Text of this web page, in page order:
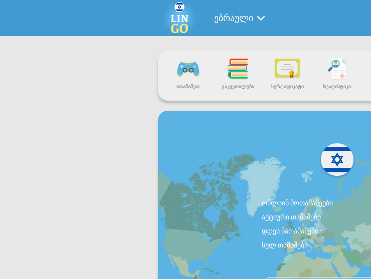
ებრაული
ᲘᲗᲐᲛᲐᲨᲔᲗ ᲒᲐᲙᲕᲔᲗᲘᲚᲔᲑᲘ ᲡᲔᲠᲢᲘᲤᲘᲙᲐᲢᲘ ᲡᲢᲐᲢᲘᲡᲢᲘᲙᲐ
ონლაინ მოთამაშეები
აქტიური თამაშები
დღეს ნათამაშებია
სულ თამაშები